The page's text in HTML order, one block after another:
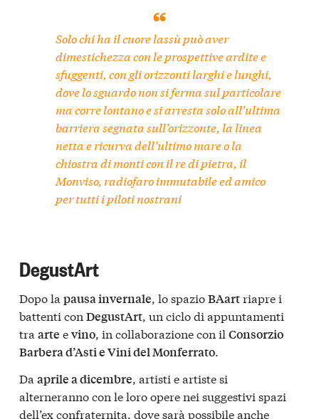
Solo chi ha il cuore lassù può aver
dimestichezza con le prospettive ardite e
sfuggenti, con gli orizzonti larghi e lunghi,
dove lo sguardo non si ferma sul particolare
ma corre lontano e si arresta solo all’ultima
barriera segnata sull’orizzonte, la linea
netta e ricurva dell’ultimo mare o la
chiostra di monti con il re di pietra, il
Monviso, radiofaro immutabile ed amico
per tutti i piloti nostrani
DegustArt
Dopo la pausa invernale, lo spazioBAartriapre i
battenti con DegustArt, un ciclo di appuntamenti
tra arte evino, in collaborazione con il Consorzio
Barbera d’Asti e Vini del Monferrato.
Da aprile a dicembre, artisti e artiste si
alterneranno con le loro opere nei suggestivi spazi
dell’ex confraternita, dove sarà possibile anche